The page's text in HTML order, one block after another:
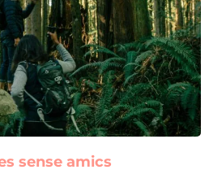
sense amics